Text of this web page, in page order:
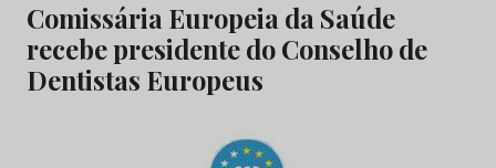
Comissária Europeia da Saúde
recebe presidente do Conselho de
Dentistas Europeus